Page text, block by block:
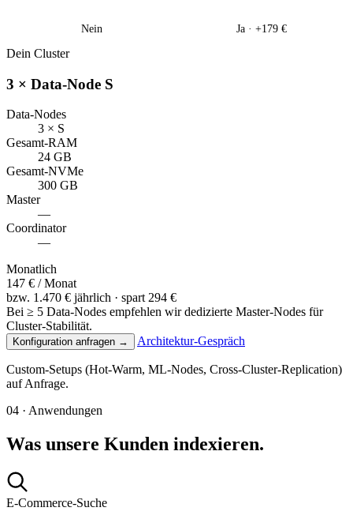
Nein Ja · +179 €
Dein Cluster
3 × Data-Node S
Data-Nodes
3 × S
Gesamt-RAM
24 GB
Gesamt-NVMe
300 GB
Master
—
Coordinator
—
Monatlich
147 € / Monat
bzw. 1.470 € jährlich · spart 294 €
Bei ≥ 5 Data-Nodes empfehlen wir dedizierte Master-Nodes für
Cluster-Stabilität.
Konfiguration anfragen → Architektur-Gespräch
Custom-Setups (Hot-Warm, ML-Nodes, Cross-Cluster-Replication)
auf Anfrage.
04 · Anwendungen
Was unsere Kunden indexieren.
E-Commerce-Suche